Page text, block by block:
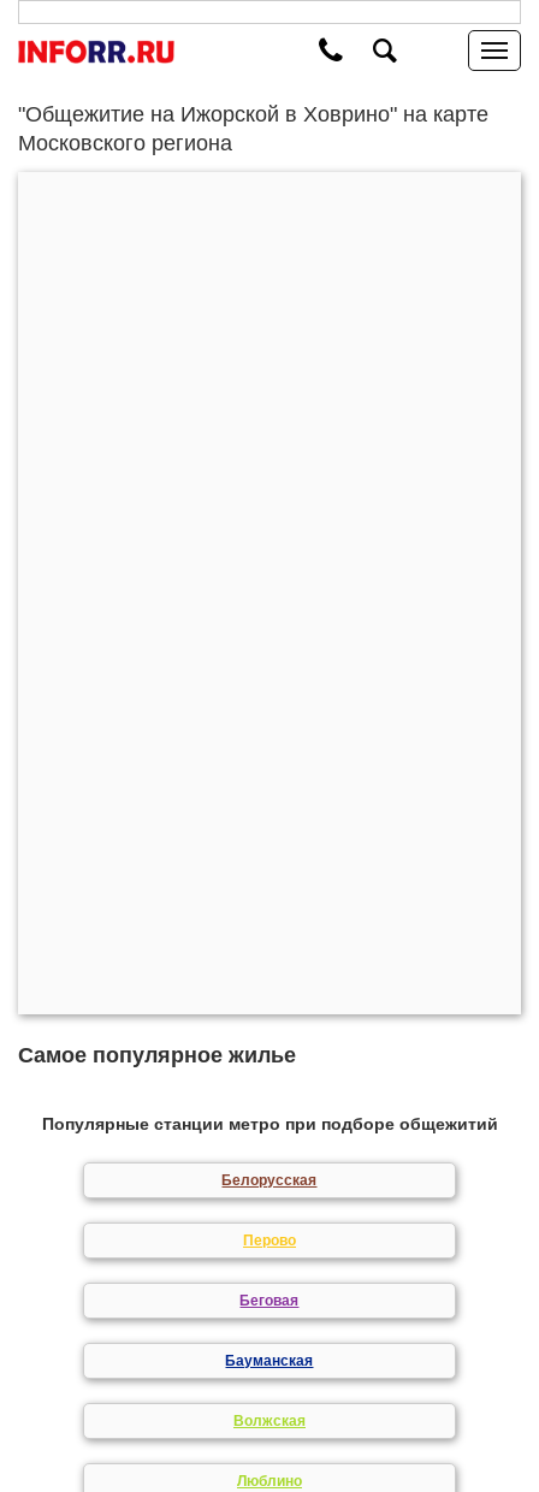
"Общежитие на Ижорской в Ховрино" на карте
Московского региона
Самое популярное жилье
Популярные станции метро при подборе общежитий
Белорусская
Перово
Беговая
Бауманская
Волжская
Люблино